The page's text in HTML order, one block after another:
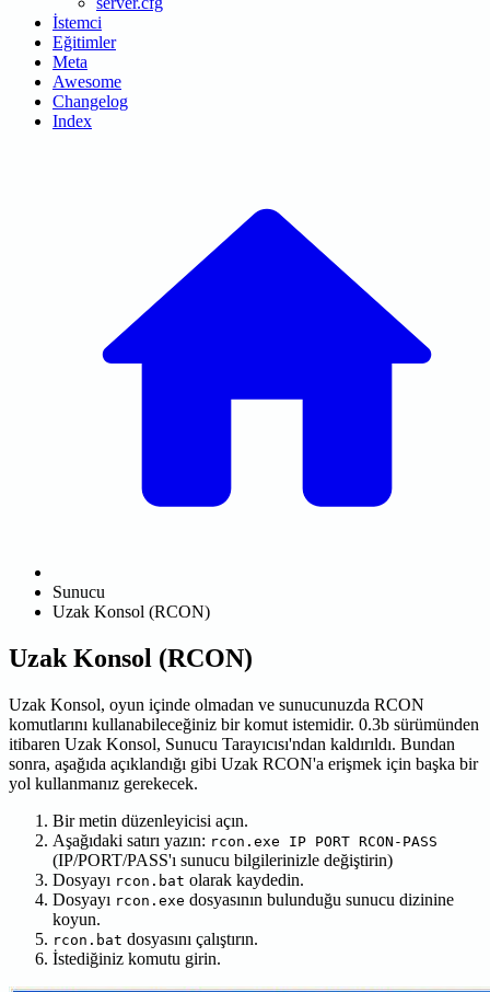
İstemci
Eğitimler
Meta
Awesome
Changelog
Index
Sunucu
Uzak Konsol (RCON)
Uzak Konsol (RCON)
Uzak Konsol, oyun içinde olmadan ve sunucunuzda RCON
komutlarını kullanabileceğiniz bir komut istemidir. 0.3b sürümünden
itibaren Uzak Konsol, Sunucu Tarayıcısı'ndan kaldırıldı. Bundan
sonra, aşağıda açıklandığı gibi Uzak RCON'a erişmek için başka bir
yol kullanmanız gerekecek.
Bir metin düzenleyicisi açın.
Aşağıdaki satırı yazın: rcon.exe IP PORT RCON-PASS
(IP/PORT/PASS'ı sunucu bilgilerinizle değiştirin)
Dosyayı rcon.bat olarak kaydedin.
Dosyayı rcon.exe dosyasının bulunduğu sunucu dizinine
koyun.
rcon.bat dosyasını çalıştırın.
İstediğiniz komutu girin.